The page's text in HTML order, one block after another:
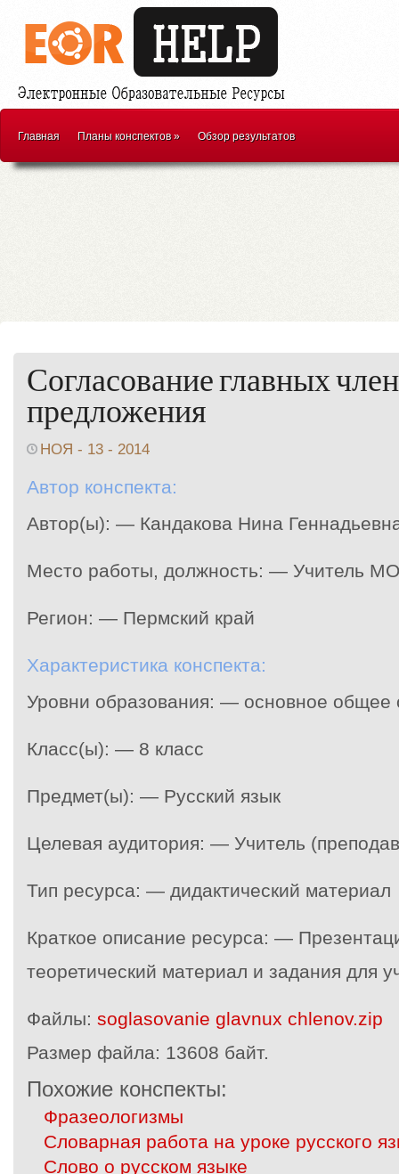
Главная Планы конспектов» Обзор результатов
Согласование главных
предложения
НОЯ - 13 - 2014
Автор конспекта:
Автор(ы): — Кандакова Нина
Место работы, должность: — Учитель
Регион: — Пермский край
Характеристика конспекта:
Уровни образования: — основное общее
Класс(ы): — 8 класс
Предмет(ы): — Русский язык
Целевая аудитория: — Учитель
Тип ресурса: — дидактический материал
Краткое описание ресурса: —
теоретический материал и задания для
Файлы: soglasovanie glavnux chlenov.zip
Размер файла: 13608 байт.
Похожие конспекты:
Фразеологизмы
Словарная работа на уроке русского
Слово о русском языке